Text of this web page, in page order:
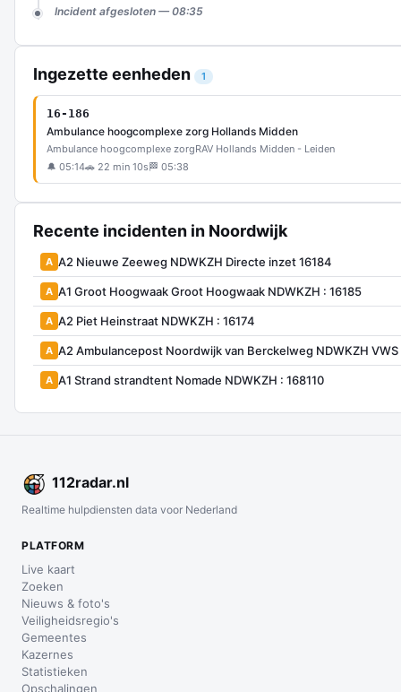
Incident afgesloten — 08:35
Ingezette eenheden 1
16-186
Ambulance hoogcomplexe zorg Hollands Midden
Ambulance hoogcomplexe zorgRAV Hollands Midden - Leiden
🔔 05:14🚗 22 min 10s 🏁 05:38
Recente incidenten in Noordwijk
A A2 Nieuwe Zeeweg NDWKZH Directe inzet 16184
A A1 Groot Hoogwaak Groot Hoogwaak NDWKZH : 16185
A A2 Piet Heinstraat NDWKZH : 16174
A A2 Ambulancepost Noordwijk van Berckelweg NDWKZH VWS
A A1 Strand strandtent Nomade NDWKZH : 168110
112radar.nl
Realtime hulpdiensten data voor Nederland
PLATFORM
Live kaart
Zoeken
Nieuws & foto's
Veiligheidsregio's
Gemeentes
Kazernes
Statistieken
Opschalingen